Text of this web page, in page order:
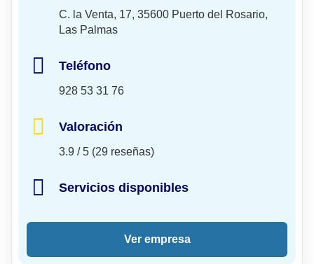
C. la Venta, 17, 35600 Puerto del Rosario,
Las Palmas
Teléfono
928 53 31 76
Valoración
3.9 / 5 (29 reseñas)
Servicios disponibles
Ver empresa